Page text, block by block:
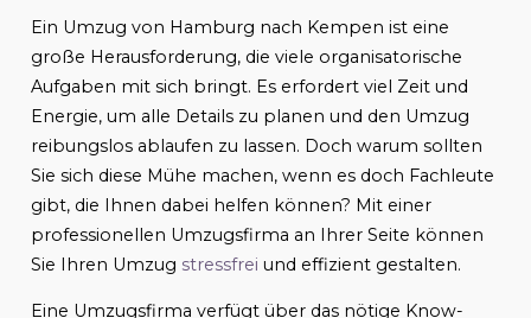
Ein Umzug von Hamburg nach Kempen ist eine
große Herausforderung, die viele organisatorische
Aufgaben mit sich bringt. Es erfordert viel Zeit und
Energie, um alle Details zu planen und den Umzug
reibungslos ablaufen zu lassen. Doch warum sollten
Sie sich diese Mühe machen, wenn es doch Fachleute
gibt, die Ihnen dabei helfen können? Mit einer
professionellen Umzugsfirma an Ihrer Seite können
Sie Ihren Umzug stressfrei und effizient gestalten.
Eine Umzugsfirma verfügt über das nötige Know-